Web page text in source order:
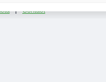
|Contact